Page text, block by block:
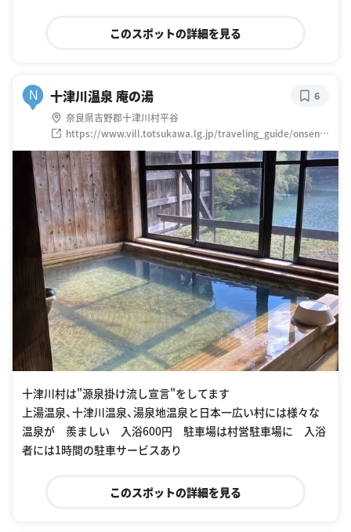
このスポットの詳細を見る
N 十津川温泉 庵の湯
奈良県吉野郡十津川村平谷
https://www.vill.totsukawa.lg.jp/traveling_guide/onsen_
gou/
6
十津川村は"源泉掛け流し宣言"をしてます
上湯温泉、十津川温泉、湯泉地温泉と日本一広い村には様々な
温泉が 羨ましい 入浴600円 駐車場は村営駐車場に 入浴
者には1時間の駐車サービスあり
このスポットの詳細を見る